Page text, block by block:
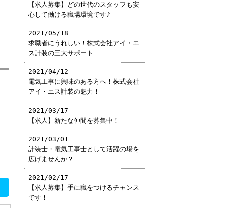
【求人募集】どの世代のスタッフも安
心して働ける職場環境です♪
2021/05/18
求職者にうれしい！株式会社アイ・エ
ス計装の三大サポート
2021/04/12
電気工事に興味のある方へ！株式会社
アイ・エス計装の魅力！
2021/03/17
【求人】新たな仲間を募集中！
2021/03/01
計装士・電気工事士として活躍の場を
広げませんか？
2021/02/17
【求人募集】手に職をつけるチャンス
です！